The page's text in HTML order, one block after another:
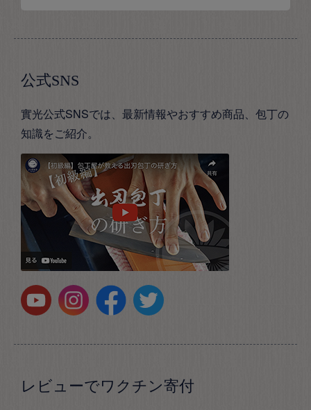
公式SNS
實光公式SNSでは、最新情報やおすすめ商品、包丁の
知識をご紹介。
レビューでワクチン寄付